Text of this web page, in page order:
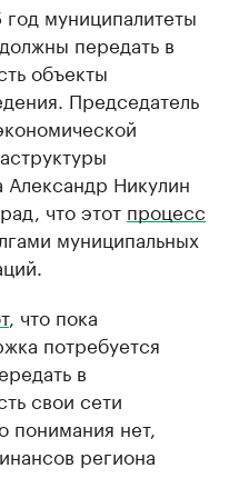
муниципалитеты
передать в
объекты
Председатель
Александр Никулин
что этот процесс
муниципальных
, что пока
потребуется
в
свои сети
понимания нет,
региона